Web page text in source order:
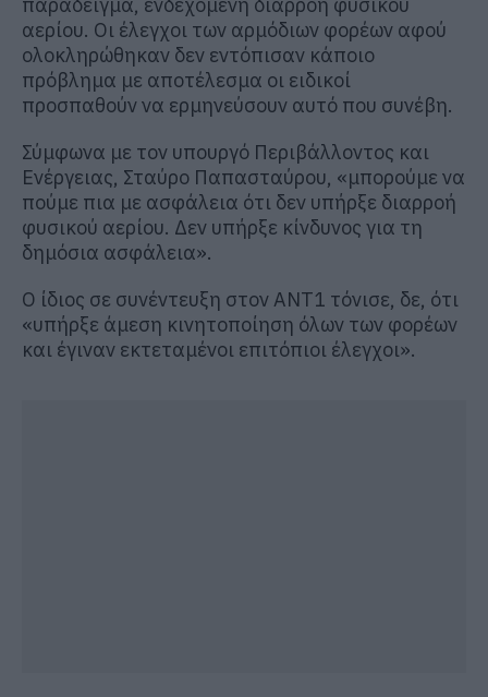
αερίου. Οι έλεγχοι των αρμόδιων φορέων αφού
ολοκληρώθηκαν δεν εντόπισαν κάποιο
πρόβλημα με αποτέλεσμα οι ειδικοί
προσπαθούν να ερμηνεύσουν αυτό που συνέβη.
Σύμφωνα με τον υπουργό Περιβάλλοντος και
Ενέργειας, Σταύρο Παπασταύρου, «μπορούμε να
πούμε πια με ασφάλεια ότι δεν υπήρξε διαρροή
φυσικού αερίου. Δεν υπήρξε κίνδυνος για τη
δημόσια ασφάλεια».
Ο ίδιος σε συνέντευξη στον AΝΤ1 τόνισε, δε, ότι
«υπήρξε άμεση κινητοποίηση όλων των φορέων
και έγιναν εκτεταμένοι επιτόπιοι έλεγχοι».